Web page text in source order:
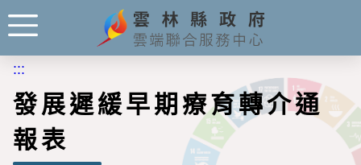
:::
發展遲緩早期療育轉介通
報表